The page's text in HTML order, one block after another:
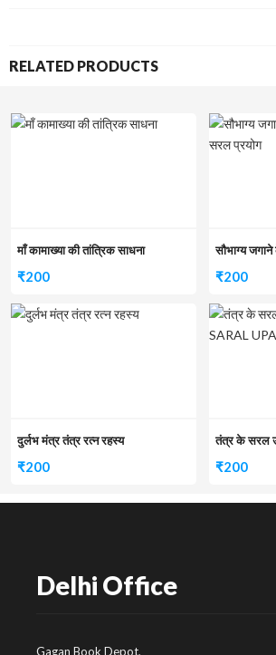
RELATED PRODUCTS
माँ कामाख्या की तांत्रिक साधना
₹200 ₹200
दुर्लभ मंत्र तंत्र रत्न रहस्य
₹200 ₹200
Delhi Office
Gagan Book Depot,